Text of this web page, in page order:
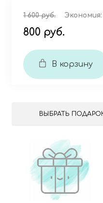
1 600 руб. Экономия:
800 руб.
В корзину
ВЫБРАТЬ